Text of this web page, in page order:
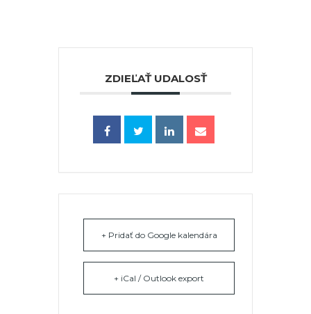
ZDIEĽAŤ UDALOSŤ
+ Pridať do Google kalendára
+ iCal / Outlook export